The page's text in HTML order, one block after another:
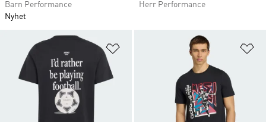
Barn Performance
Nyhet
Herr Performance
Lägg till på önskelistan